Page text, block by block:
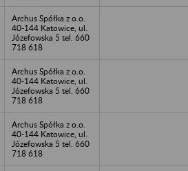
Archus Spółka z o.o.
40-144 Katowice, ul.
Józefowska 5 tel. 660
718 618
Archus Spółka z o.o.
40-144 Katowice, ul.
Józefowska 5 tel. 660
718 618
Archus Spółka z o.o.
40-144 Katowice, ul.
Józefowska 5 tel. 660
718 618